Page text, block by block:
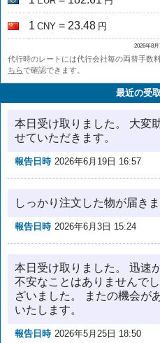
1 CNY = 23.48 円
2026年8
代行時のレートには代行会社毎の両替手数
ちらで確認できます。
最近の受
本日受け取りました。 大変
せていただきます。
報告日時 2026年6月19日 16:57
しっかり注文した物が届き
報告日時 2026年6月3日 15:24
本日受け取りました。 迅速
不安なことはありませんで
ざいました。 またの機会が
いたします。
報告日時 2026年5月25日 18:50